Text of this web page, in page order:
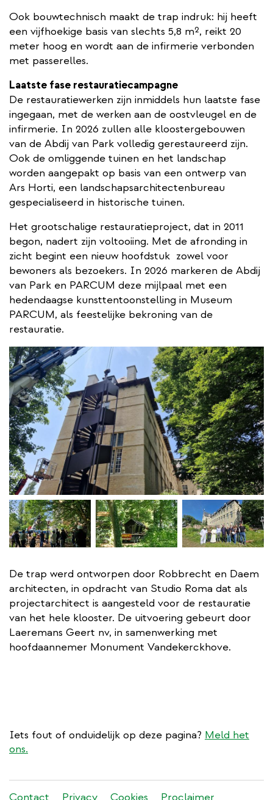
Ook bouwtechnisch maakt de trap indruk: hij heeft
een vijfhoekige basis van slechts 5,8 m², reikt 20
meter hoog en wordt aan de infirmerie verbonden
met passerelles.
Laatste fase restauratiecampagne
De restauratiewerken zijn inmiddels hun laatste fase
ingegaan, met de werken aan de oostvleugel en de
infirmerie. In 2026 zullen alle kloostergebouwen
van de Abdij van Park volledig gerestaureerd zijn.
Ook de omliggende tuinen en het landschap
worden aangepakt op basis van een ontwerp van
Ars Horti, een landschapsarchitectenbureau
gespecialiseerd in historische tuinen.
Het grootschalige restauratieproject, dat in 2011
begon, nadert zijn voltooiing. Met de afronding in
zicht begint een nieuw hoofdstuk ​ zowel voor
bewoners als bezoekers. In 2026 markeren de Abdij
van Park en PARCUM deze mijlpaal met een
hedendaagse kunsttentoonstelling in Museum
PARCUM, als feestelijke bekroning van de
restauratie.
De trap werd ontworpen door Robbrecht en Daem
architecten, in opdracht van Studio Roma dat als
projectarchitect is aangesteld voor de restauratie
van het hele klooster. De uitvoering gebeurt door
Laeremans Geert nv, in samenwerking met
hoofdaannemer Monument Vandekerckhove.
Iets fout of onduidelijk op deze pagina? Meld het
ons.
Contact Privacy Cookies Proclaimer